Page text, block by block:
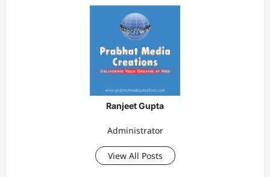
Ranjeet Gupta
Administrator
View All Posts